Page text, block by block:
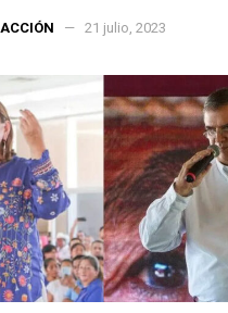
21 julio, 2023